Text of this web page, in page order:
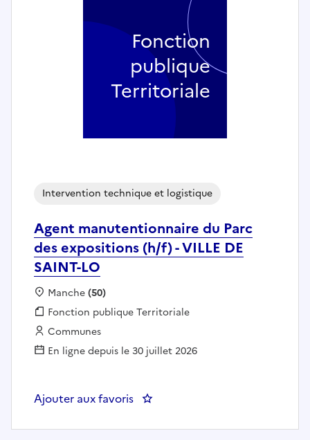
Agent manutentionnaire du Parc
des expositions (h/f) - VILLE DE
SAINT-LO
Intervention technique et logistique
Localisation :
Manche(50)
Fonction publique :
Fonction publique Territoriale
Employeur :
Communes
En ligne depuis le 30 juillet 2026
Ajouter aux favoris
Fonction
publique
Territoriale